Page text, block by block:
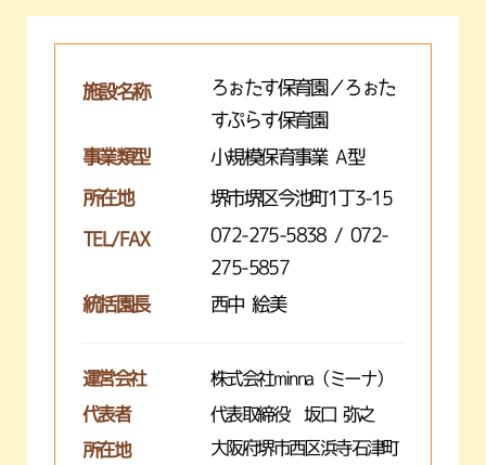
施設名称
ろぉたす保育園／ろぉた
すぷらす保育園
事業類型
小規模保育事業 A型
所在地 堺市堺区今池町1丁3-15
TEL/FAX
072-275-5838 / 072-
275-5857
統括園長
西中 絵美
運営会社 株式会社minna（ミーナ）
代表者 代表取締役 坂口 弥之
所在地
大阪府堺市西区浜寺石津町